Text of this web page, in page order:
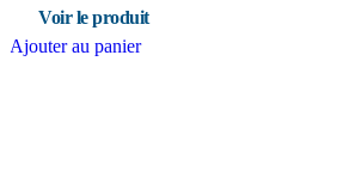
Ajouter au panier